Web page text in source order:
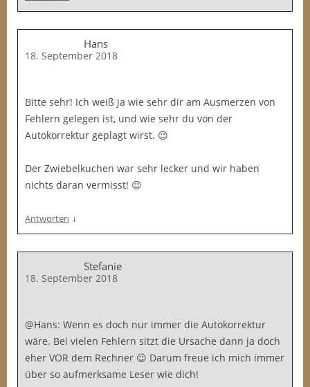
Hans
18. September 2018
Bitte sehr! Ich weiß ja wie sehr dir am Ausmerzen von
Fehlern gelegen ist, und wie sehr du von der
Autokorrektur geplagt wirst. 😉
Der Zwiebelkuchen war sehr lecker und wir haben
nichts daran vermisst! 😉
Antworten ↓
Stefanie
18. September 2018
@Hans: Wenn es doch nur immer die Autokorrektur
wäre. Bei vielen Fehlern sitzt die Ursache dann ja doch
eher VOR dem Rechner 😉 Darum freue ich mich immer
über so aufmerksame Leser wie dich!